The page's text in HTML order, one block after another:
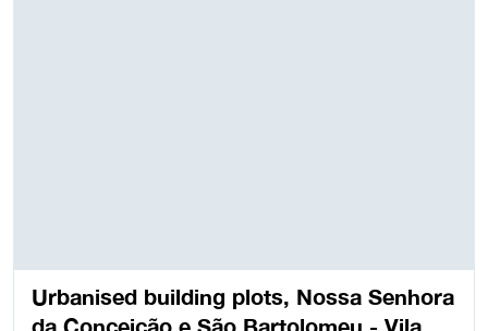
Urbanised building plots, Nossa Senhora
da Conceição e São Bartolomeu - Vila